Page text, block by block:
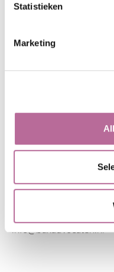
Statistieken
Marketing
CONTACT
7006 RE Doetinchem
Toren Noord Apeldoorn
(Boogschutterstraat 1,
info@baxadvocaten.nl